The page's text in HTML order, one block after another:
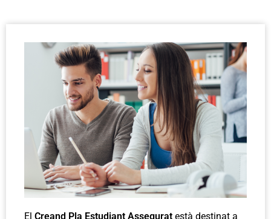
El Creand Pla Estudiant Assegurat està destinat a